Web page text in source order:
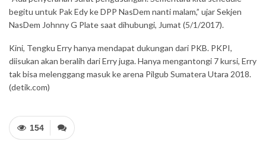
begitu untuk Pak Edy ke DPP NasDem nanti malam,” ujar Sekjen
NasDem Johnny G Plate saat dihubungi, Jumat (5/1/2017).
Kini, Tengku Erry hanya mendapat dukungan dari PKB. PKPI,
diisukan akan beralih dari Erry juga. Hanya mengantongi 7 kursi, Erry
tak bisa melenggang masuk ke arena Pilgub Sumatera Utara 2018.
(detik.com)
154